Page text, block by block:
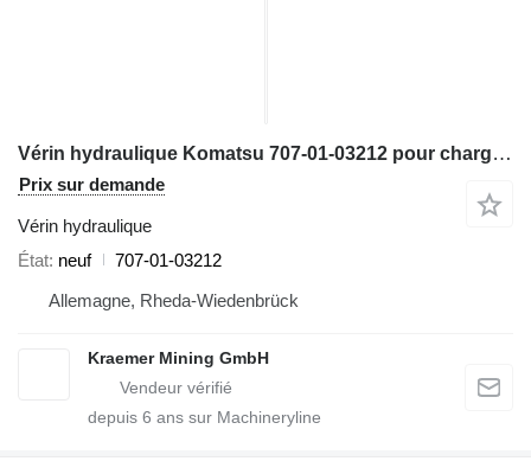
Vérin hydraulique Komatsu 707-01-03212 pour chargeuse sur pneus Komatsu WA800-3
Prix sur demande
Vérin hydraulique
État neuf
707-01-03212
Allemagne, Rheda-Wiedenbrück
Kraemer Mining GmbH
depuis 6 ans sur Machineryline